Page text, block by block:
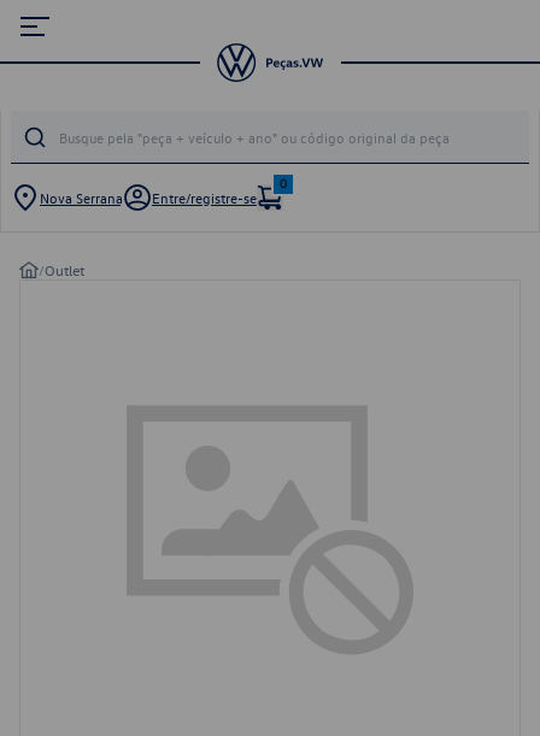
Nova Serrana Entre/registre-se
0
/Outlet